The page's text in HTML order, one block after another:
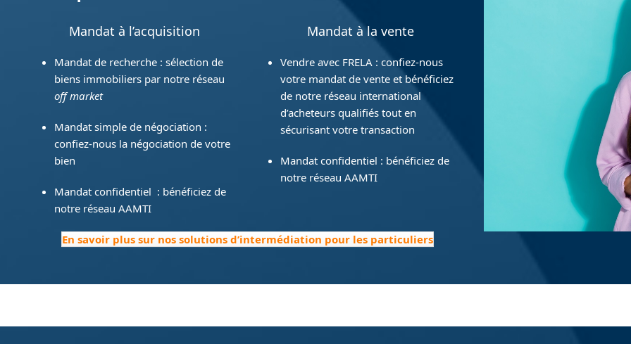
Mandat à l’acquisition
Mandat de recherche : sélection de
biens immobiliers par notre réseau
off market
Mandat simple de négociation :
confiez-nous la négociation de votre
bien
Mandat confidentiel : bénéficiez de
notre réseau AAMTI
Mandat à la vente
Vendre avec FRELA : confiez-nous
votre mandat de vente et bénéficiez
de notre réseau international
d’acheteurs qualifiés tout en
sécurisant votre transaction
Mandat confidentiel : bénéficiez de
notre réseau AAMTI
En savoir plus sur nos solutions d’intermédiation pour les particuliers